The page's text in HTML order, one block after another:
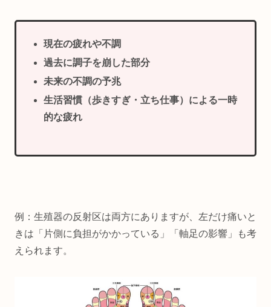
現在の疲れや不調
過去に調子を崩した部分
未来の不調の予兆
生活習慣（歩きすぎ・立ち仕事）による一時
的な疲れ
例：生殖器の反射区は両方にありますが、左だけ痛いと
きは「片側に負担がかかっている」「軸足の影響」も考
えられます。